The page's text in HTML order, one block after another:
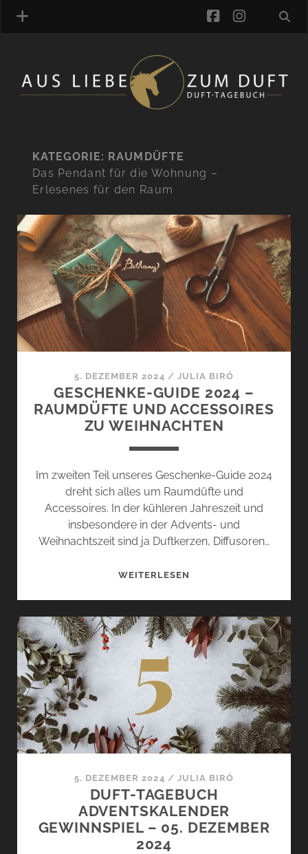
DUFTNOTEN
KOMMENTARE
SCHLAGWORTE
LINK-SAMMLUNG
ARTIKEL-ARCHIV
ONLINE-SHOP
DAS ALZD-TEAM
facebook
KATEGORIE: RAUMDÜFTE
Das Pendant für die Wohnung –
Erlesenes für den Raum
5. DEZEMBER 2024 / JULIA BIRÓ
GESCHENKE-GUIDE 2024 –
RAUMDÜFTE UND ACCESSOIRES
ZU WEIHNACHTEN
Im zweiten Teil unseres Geschenke-Guide 2024
dreht sich alles um Raumdüfte und
Accessoires. In der kühleren Jahreszeit und
insbesondere in der Advents- und
Weihnachtszeit sind ja Duftkerzen, Diffusoren…
WEITERLESEN
–
RAUMDÜFTE
UND
ACCESSOIRES
WEIHNACHTEN
5. DEZEMBER 2024 / JULIA BIRÓ
DUFT-TAGEBUCH
ADVENTSKALENDER
GEWINNSPIEL – 05. DEZEMBER
2024